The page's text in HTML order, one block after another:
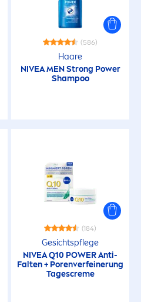
(586)
Haare
NIVEA MENStrong Power
Shampoo
(184)
Gesichtspflege
NIVEAQ10 POWER Anti-
Falten + Porenverfeinerung
Tagescreme